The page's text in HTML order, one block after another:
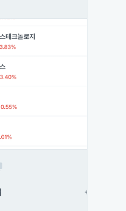
향
주
add